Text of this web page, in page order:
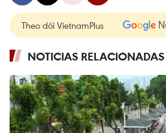
Theo dõi VietnamPlus
NOTICIAS RELACIONADAS